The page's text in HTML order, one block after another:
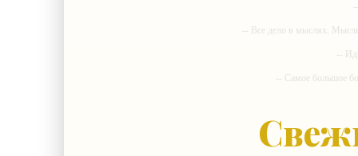
-- Все дело в мыслях.
--
-- Самое большое